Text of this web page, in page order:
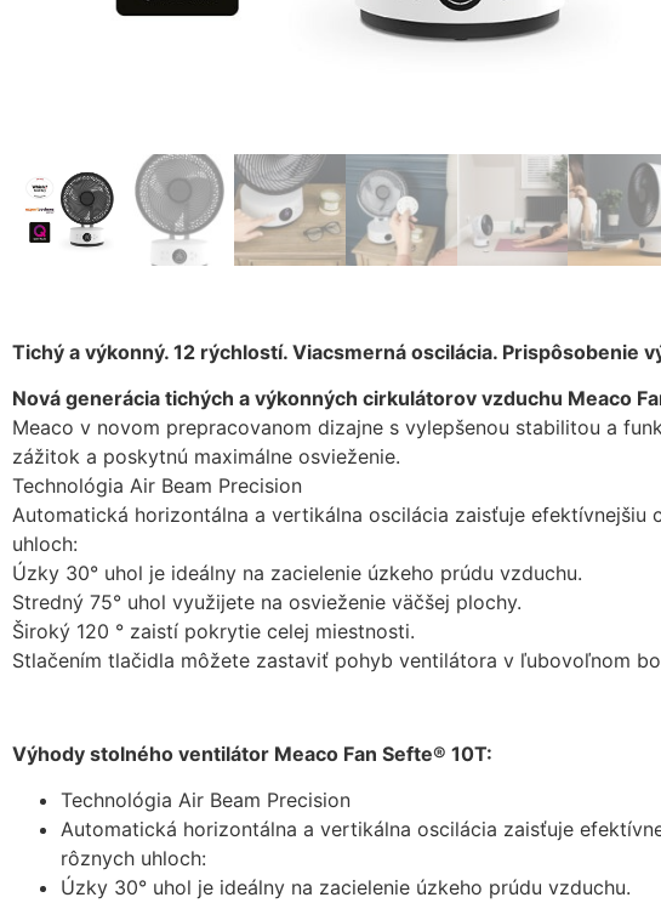
Tichý a výkonný. 12 rýchlostí. Viacsmerná oscilácia. Prispôsobenie
Nová generácia tichých a výkonných cirkulátorov vzduchu Meaco
Meaco v novom prepracovanom dizajne s vylepšenou stabilitou a
zážitok a poskytnú maximálne osvieženie.
Technológia Air Beam Precision
Automatická horizontálna a vertikálna oscilácia zaisťuje
uhloch:
Úzky 30° uhol je ideálny na zacielenie úzkeho prúdu vzduchu.
Stredný 75° uhol využijete na osvieženie väčšej plochy.
Široký 120 ° zaistí pokrytie celej miestnosti.
Stlačením tlačidla môžete zastaviť pohyb ventilátora v ľubovoľnom
Výhody stolného ventilátor Meaco Fan Sefte® 10T:
Technológia Air Beam Precision
Automatická horizontálna a vertikálna oscilácia zaisťuje
rôznych uhloch:
Úzky 30° uhol je ideálny na zacielenie úzkeho prúdu vzduchu.